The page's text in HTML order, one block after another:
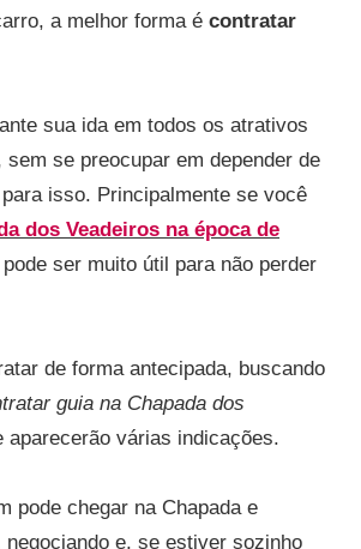
a melhor forma é contratar
sua ida em todos os atrativos
sem se preocupar em depender de
isso. Principalmente se você
dos Veadeiros na época de
ser muito útil para não perder
de forma antecipada, buscando
guia na Chapada dos
aparecerão várias indicações.
pode chegar na Chapada e
e, se estiver sozinho